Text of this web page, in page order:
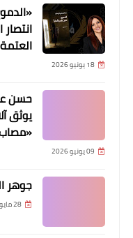
العتمة
18 يونيو 2026
حسن
يوثق
09 يونيو 2026
جوهر
28 مايو 2026